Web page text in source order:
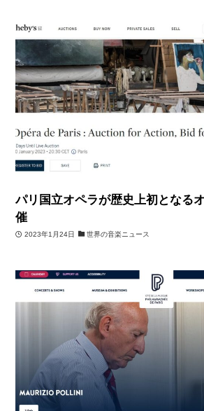
パリ国立オペラが歴史上初となる
催
2023年1月24日 世界の音楽ニュース